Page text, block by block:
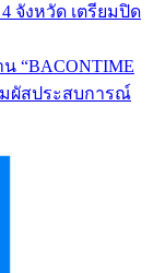
จังหวัด เตรียมปิด
“BACONTIME
มผัสประสบการณ์